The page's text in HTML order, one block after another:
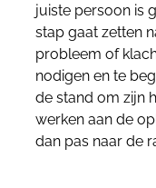
juiste persoon is
stap gaat zetten
probleem of
nodigen en te
de stand om zijn
werken aan de
dan pas naar de